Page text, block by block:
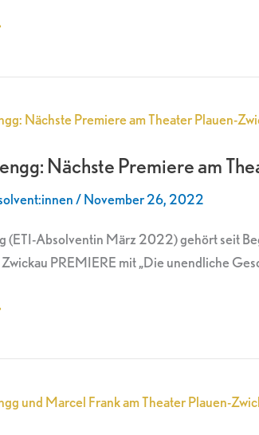
Nächste Premiere am
/November 26, 2022
(ETI-Absolventin März 2022) gehört seit
PREMIERE mit „Die unendliche